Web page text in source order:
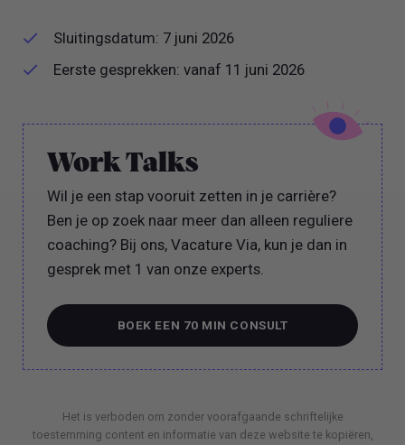
Sluitingsdatum: 7 juni 2026
Eerste gesprekken: vanaf 11 juni 2026
Work Talks
Wil je een stap vooruit zetten in je carrière?
Ben je op zoek naar meer dan alleen reguliere
coaching? Bij ons, Vacature Via, kun je dan in
gesprek met 1 van onze experts.
BOEK EEN 70 MIN CONSULT
BOEK EEN 70 MIN CONSULT
Het is verboden om zonder voorafgaande schriftelijke
toestemming content en informatie van deze website te kopiëren,